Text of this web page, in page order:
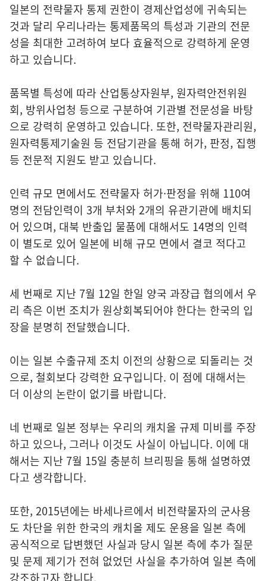
일본의 전략물자 통제 권한이 경제산업성에 귀속되는
것과 달리 우리나라는 통제품목의 특성과 기관의 전문
성을 최대한 고려하여 보다 효율적으로 강력하게 운영
하고 있습니다.
품목별 특성에 따라 산업통상자원부, 원자력안전위원
회, 방위사업청 등으로 구분하여 기관별 전문성을 바탕
으로 강력히 운영하고 있습니다. 또한, 전략물자관리원,
원자력통제기술원 등 전담기관을 통해 허가, 판정, 집행
등 전문적 지원도 받고 있습니다.
인력 규모 면에서도 전략물자 허가·판정을 위해 110여
명의 전담인력이 3개 부처와 2개의 유관기관에 배치되
어 있으며, 대북 반출입 물품에 대해서도 14명의 인력
이 별도로 있어 일본에 비해 규모 면에서 결코 적다고
할 수 없습니다.
세 번째로 지난 7월 12일 한일 양국 과장급 협의에서 우
리 측은 이번 조치가 원상회복되어야 한다는 한국의 입
장을 분명히 전달했습니다.
이는 일본 수출규제 조치 이전의 상황으로 되돌리는 것
으로, 철회보다 강력한 요구입니다. 이 점에 대해서는
더 이상의 논란이 없기를 바랍니다.
네 번째로 일본 정부는 우리의 캐치올 규제 미비를 주장
하고 있으나, 그러나 이것도 사실이 아닙니다. 이에 대
해서는 지난 7월 15일 충분히 브리핑을 통해 설명하였
다고 생각합니다.
또한, 2015년에는 바세나르에서 비전략물자의 군사용
도 차단을 위한 한국의 캐치올 제도 운용을 일본 측에
공식적으로 답변했던 사실과 당시 일본 측에 추가 질문
및 문제 제기가 전혀 없었던 사실을 추가하여 일본 측에
강조하고자 합니다.